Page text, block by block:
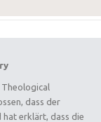
Theological
dass der
erklärt, dass die